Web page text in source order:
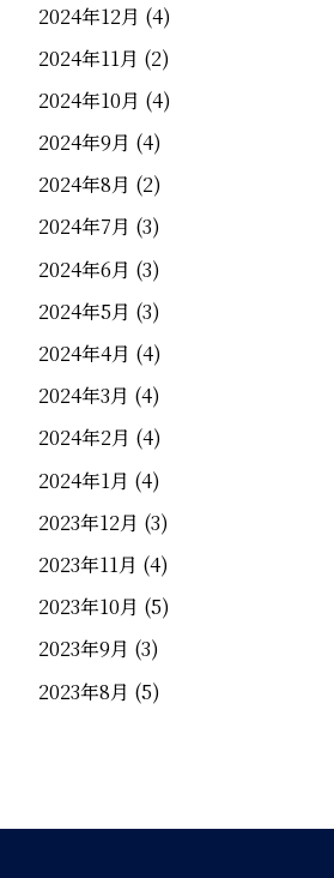
2024年12月 (4)
2024年11月 (2)
2024年10月 (4)
2024年9月 (4)
2024年8月 (2)
2024年7月 (3)
2024年6月 (3)
2024年5月 (3)
2024年4月 (4)
2024年3月 (4)
2024年2月 (4)
2024年1月 (4)
2023年12月 (3)
2023年11月 (4)
2023年10月 (5)
2023年9月 (3)
2023年8月 (5)